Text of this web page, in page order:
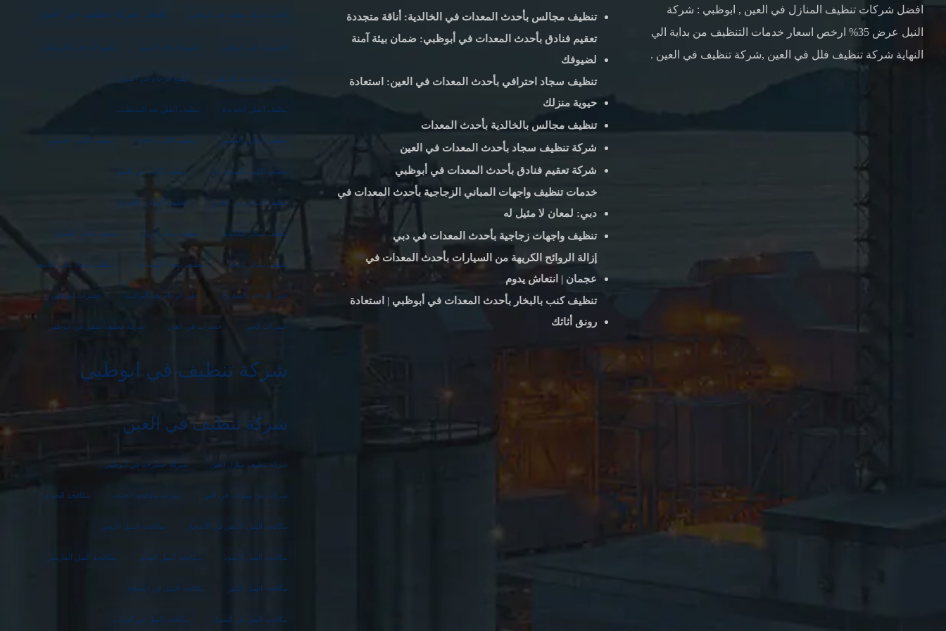
افضل شركات تنظيف المنازل في العين , ابوظبي : شركة
النيل عرض 35% ارخص اسعار خدمات التنظيف من بداية الي
النهاية شركة تنظيف فلل في العين ,شركة تنظيف في العين .
تنظيف مجالس بأحدث المعدات في الخالدية: أناقة متجددة
تعقيم فنادق بأحدث المعدات في أبوظبي: ضمان بيئة آمنة
لضيوفك
تنظيف سجاد احترافي بأحدث المعدات في العين: استعادة
حيوية منزلك
تنظيف مجالس بالخالدية بأحدث المعدات
شركة تنظيف سجاد بأحدث المعدات في العين
شركة تعقيم فنادق بأحدث المعدات في أبوظبي
خدمات تنظيف واجهات المباني الزجاجية بأحدث المعدات في
دبي: لمعان لا مثيل له
تنظيف واجهات زجاجية بأحدث المعدات في دبي
إزالة الروائح الكريهة من السيارات بأحدث المعدات في
عجمان | انتعاش يدوم
تنظيف كنب بالبخار بأحدث المعدات في أبوظبي | استعادة
رونق أثاثك
أفضل شركة تنظيف في ابوظبي افضل شركة تنظيف في العين
الحشرات في ابوظبي تلميع الرخام الاسود تلميع الرخام بالكريستال
تلميع الرخام بعد التركيب تلميع الرخام في المنزل
تنظيف الفلل الجديدة تنظيف الفلل بعد التشطيب
تنظيف الفلل والقصور تنظيف الكنب الفاتح تنظيف الكنب القماش
تنظيف الكنب المتسخ جدا تنظيف الكنب من البقع
تنظيف المباني من الخارج تنظيف المباني والمنازل
تنظيف ستائر البلكونة تنظيف ستائر الرول تنظيف ستائر المطبخ
تنظيف ستائر بالبخار تنظيف سجاد المساجد تنظيف سجاد على الناشف
جلي الرخام بالصاروخ جلي الرخام بعد التركيب حشرات ابوظبي
حشرات العين حشرات في العين شركة تنظيف شقق في ابوظبي
شركة تنظيف في ابوظبي
شركة تنظيف في العين
شركة تنظيف منازل العين شركة حشرات في ابوظبي
شركة رش مبيدات في العين شركة مكافحة الحمام مكافحة الحمام
مكافحة النمل الأبيض في الأشجار مكافحة النمل الابيض
مكافحة النمل الاسود مكافحة النمل الطائر مكافحة النمل الفارسي
مكافحة النمل الكبير مكافحة النمل في المطبخ
مكافحة النمل في المنزل مكافحة النمل في النباتات